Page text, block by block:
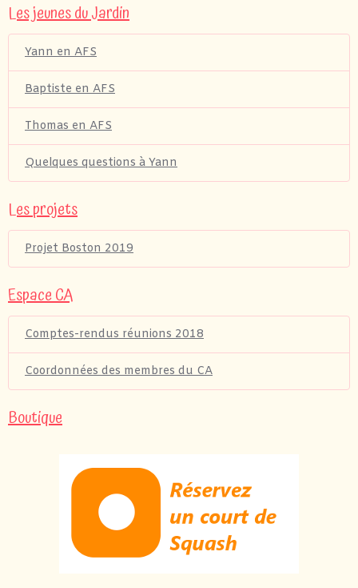
Les jeunes du Jardin
Yann en AFS
Baptiste en AFS
Thomas en AFS
Quelques questions à Yann
Les projets
Projet Boston 2019
Espace CA
Comptes-rendus réunions 2018
Coordonnées des membres du CA
Boutique